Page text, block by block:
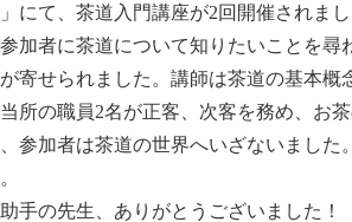
て、茶道入門講座が2回開催されまし
加者に茶道について知りたいことを尋
寄せられました。講師は茶道の基本概
所の職員2名が正客、次客を務め、お茶
参加者は茶道の世界へいざないました
の先生、ありがとうございました！